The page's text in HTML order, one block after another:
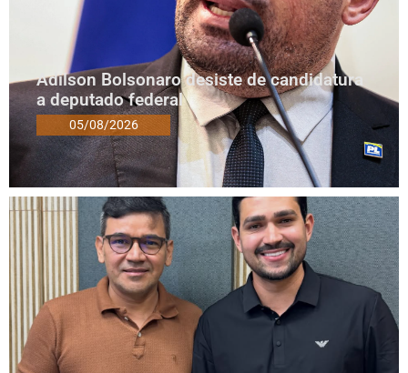
Adilson Bolsonaro desiste de candidatura
a deputado federal
05/08/2026